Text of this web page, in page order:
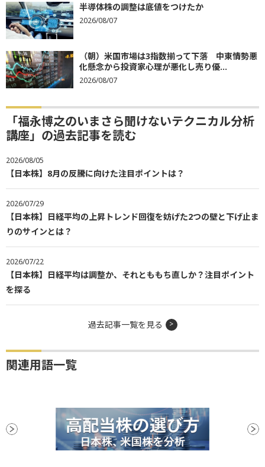
半導体株の調整は底値をつけたか
2026/08/07
（朝）米国市場は3指数揃って下落 中東情勢悪
化懸念から投資家心理が悪化し売り優...
2026/08/07
「福永博之のいまさら聞けないテクニカル分析
講座」の過去記事を読む
2026/08/05
【日本株】8月の反騰に向けた注目ポイントは？
2026/07/29
【日本株】日経平均の上昇トレンド回復を妨げた2つの壁と下げ止ま
りのサインとは？
2026/07/22
【日本株】日経平均は調整か、それとももち直しか？注目ポイント
を探る
過去記事一覧を見る
関連用語一覧